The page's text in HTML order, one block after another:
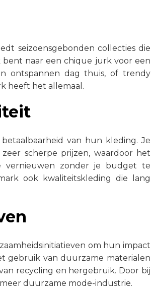
seizoensgebonden collecties die
naar een chique jurk voor een
ontspannen dag thuis, of trendy
heeft het allemaal.
van hun kleding. Je
scherpe prijzen, waardoor het
vernieuwen zonder je budget te
ook kwaliteitskleding die lang
om hun impact
gebruik van duurzame materialen
recycling en hergebruik. Door bij
duurzame mode-industrie.